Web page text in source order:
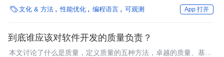
践中都假设团队是通过预估时间点，来指导并衡量项目的开发速
度。除了这种方式之外，也可以采用统计故事数量或者使用时间周
文化 & 方法 性能优化 编程语言 可观测 App 打开
到底谁应该对软件开发的质量负责？
本文讨论了什么是质量，定义质量的五种方法，卓越的质量、基于